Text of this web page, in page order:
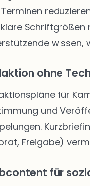
Schriftgrößen
wissen,
ohne
für
und
Freigabe)
für